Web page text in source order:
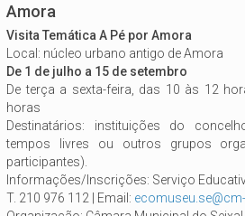
Amora
Visita Temática A Pé por Amora
Local: núcleo urbano antigo de Amora
De 1 de julho a 15 de setembro
De terça a sexta-feira, das 10 às 12
horas
Destinatários: instituições do
tempos livres ou outros grupos
participantes).
Informações/Inscrições: Serviço
T. 210 976 112 | Email: